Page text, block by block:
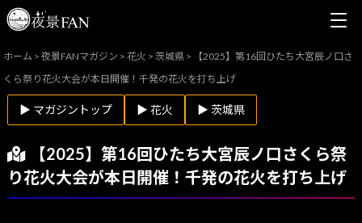
ホーム >夜景FANマガジン >花火 >茨城県 >
【2025】第16回ひたち大宮辰ノ口さ
くら祭り花火大会が本日開催！千発の花火を打ち上げ
▶ マガジントップ ▶ 花火 ▶ 茨城県
【2025】第16回ひたち大宮辰ノ口さくら祭
り花火大会が本日開催！千発の花火を打ち上げ